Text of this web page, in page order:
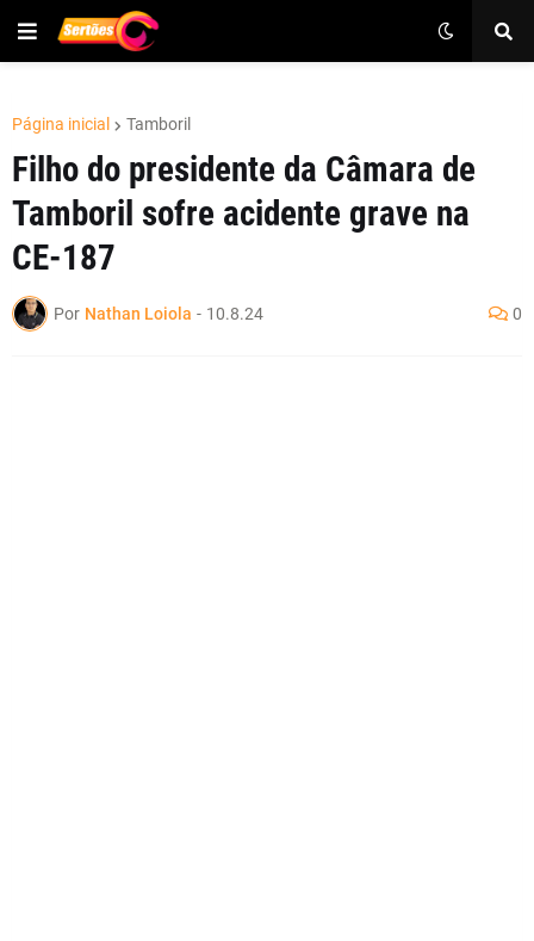
Página inicial Tamboril
Filho do presidente da Câmara de
Tamboril sofre acidente grave na
CE-187
Por Nathan Loiola - 10.8.24 0